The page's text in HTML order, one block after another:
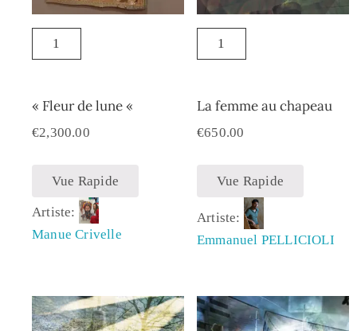
« Fleur de lune «
€2,300.00
Vue Rapide
Artiste:
Manue Crivelle
La femme au chapeau
€650.00
Vue Rapide
Artiste:
Emmanuel PELLICIOLI